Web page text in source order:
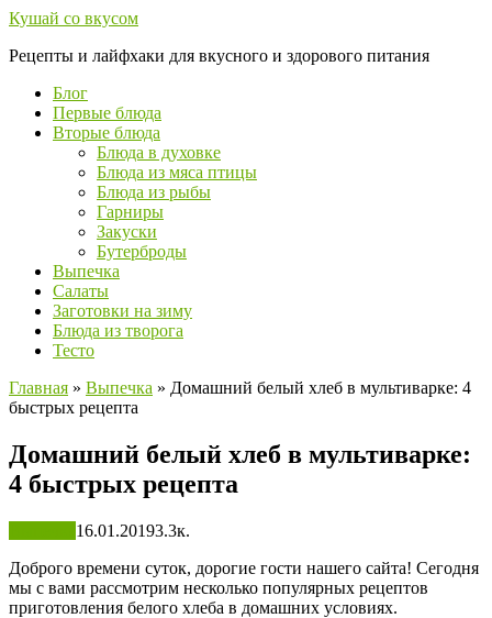
Перейти
контенту
Кушай со вкусом
Рецепты и лайфхаки для вкусного и здорового питания
Блог
Первые блюда
Вторые блюда
Блюда в духовке
Блюда из мяса птицы
Блюда из рыбы
Гарниры
Закуски
Бутерброды
Выпечка
Салаты
Заготовки на зиму
Блюда из творога
Тесто
Главная » Выпечка » Домашний белый хлеб в мультиварке: 4
быстрых рецепта
Домашний белый хлеб в мультиварке:
4 быстрых рецепта
16.01.20193.3к.
Доброго времени суток, дорогие гости нашего сайта! Сегодня
мы с вами рассмотрим несколько популярных рецептов
приготовления белого хлеба в домашних условиях.